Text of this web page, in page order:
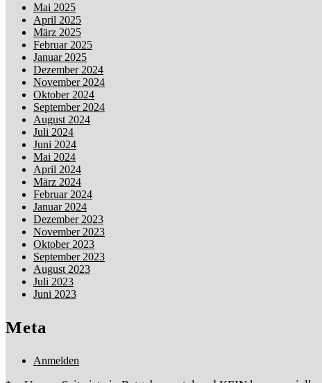
Mai 2025
April 2025
März 2025
Februar 2025
Januar 2025
Dezember 2024
November 2024
Oktober 2024
September 2024
August 2024
Juli 2024
Juni 2024
Mai 2024
April 2024
März 2024
Februar 2024
Januar 2024
Dezember 2023
November 2023
Oktober 2023
September 2023
August 2023
Juli 2023
Juni 2023
Meta
Anmelden